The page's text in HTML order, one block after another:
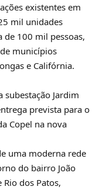
existentes em
mil unidades
de 100 mil pessoas,
municípios
e Califórnia.
subestação Jardim
prevista para o
Copel na nova
uma moderna rede
do bairro João
Rio dos Patos,